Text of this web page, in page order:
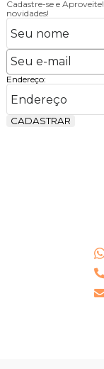
Cadastre-se e Aproveite!
novidades!
Endereço:
CADASTRAR